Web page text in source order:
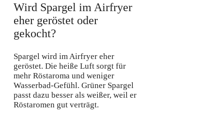
Wird Spargel im Airfryer
eher geröstet oder
gekocht?
Spargel wird im Airfryer eher
geröstet. Die heiße Luft sorgt für
mehr Röstaroma und weniger
Wasserbad-Gefühl. Grüner Spargel
passt dazu besser als weißer, weil er
Röstaromen gut verträgt.